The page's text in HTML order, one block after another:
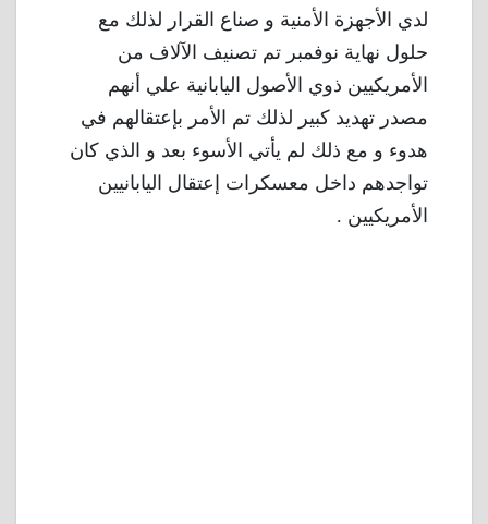
لدي الأجهزة الأمنية و صناع القرار لذلك مع
حلول نهاية نوفمبر تم تصنيف الآلاف من
الأمريكيين ذوي الأصول اليابانية علي أنهم
مصدر تهديد كبير لذلك تم الأمر بإعتقالهم في
هدوء و مع ذلك لم يأتي الأسوء بعد و الذي كان
تواجدهم داخل معسكرات إعتقال اليابانيين
الأمريكيين .